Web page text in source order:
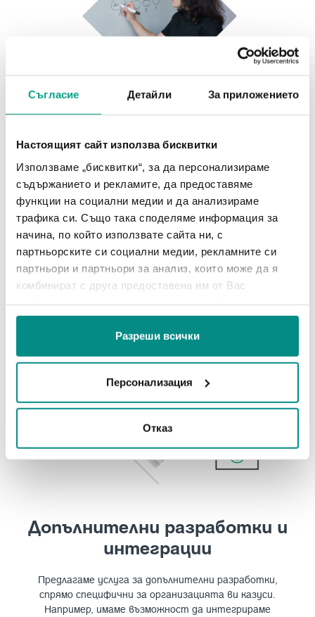
Съгласие Детайли За приложението
Настоящият сайт използва бисквитки
Използваме „бисквитки“, за да персонализираме
съдържанието и рекламите, да предоставяме
функции на социални медии и да анализираме
трафика си. Също така споделяме информация за
начина, по който използвате сайта ни, с
партньорските си социални медии, рекламните си
партньори и партньори за анализ, които може да я
комбинират с друга предоставена им от Вас
ползването от Ваша страна на услугите им.
Разреши всички
Персонализация
Отказ
Обучения и консултации
нужда да надградите, промените или оптимизирате
начина си на работа със софтуерните решения. Ако
екипът ви се разрасне и има такава необходимост –
предлагаме и допълнителни обучения за работа с
платформата.
Допълнителни разработки и
интеграции
Предлагаме услуга за допълнителни разработки,
спрямо специфични за организацията ви казуси.
Например, имаме възможност да интегрираме